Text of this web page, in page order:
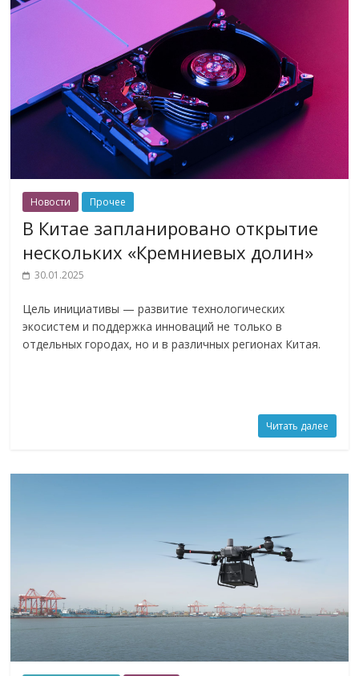
Новости Прочее
В Китае запланировано открытие
нескольких «Кремниевых долин»
30.01.2025
Цель инициативы — развитие технологических
экосистем и поддержка инноваций не только в
отдельных городах, но и в различных регионах Китая.
Читать далее